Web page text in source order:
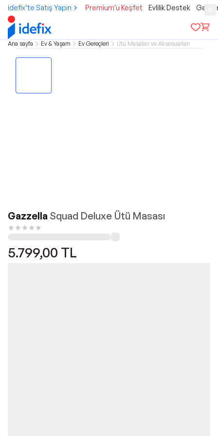
idefix’te Satış Yapın Premium'u Keşfet Evlilik Destek
Ana sayfa Ev & Yaşam Ev Gereçleri Ütü Masaları ve Aksesuarları
Gazzella Squad Deluxe Ütü Masası
5.799,00 TL